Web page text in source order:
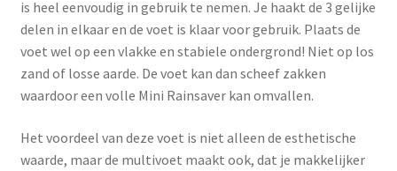
is heel eenvoudig in gebruik te nemen. Je haakt de 3 gelijke
delen in elkaar en de voet is klaar voor gebruik. Plaats de
voet wel op een vlakke en stabiele ondergrond! Niet op los
zand of losse aarde. De voet kan dan scheef zakken
waardoor een volle Mini Rainsaver kan omvallen.
Het voordeel van deze voet is niet alleen de esthetische
waarde, maar de multivoet maakt ook, dat je makkelijker